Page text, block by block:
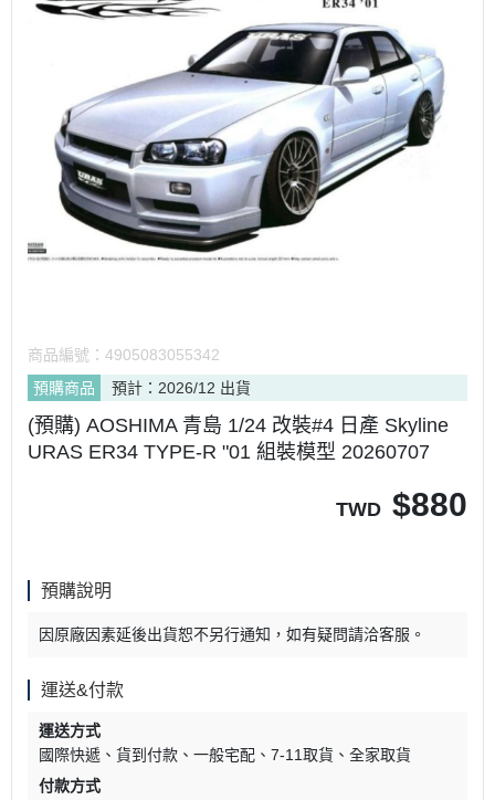
商品編號： 4905083055342
預購商品
預計：2026/12 出貨
(預購) AOSHIMA 青島 1/24 改裝#4 日產 Skyline
URAS ER34 TYPE-R "01 組裝模型 20260707
TWD $880
預購說明
因原廠因素延後出貨恕不另行通知，如有疑問請洽客服。
運送&付款
運送方式
國際快遞
貨到付款 一般宅配 7-11取貨
全家取貨
付款方式